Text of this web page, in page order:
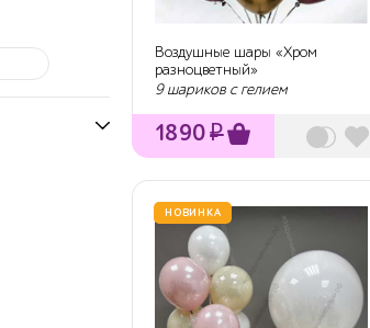
Воздушные шары «Хром
разноцветный»
9 шариков с гелием
1890₽
НОВИНКА